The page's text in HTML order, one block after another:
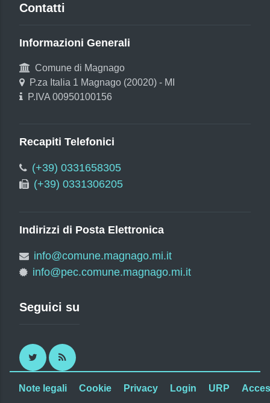
Contatti
Informazioni Generali
Comune di Magnago
P.za Italia 1 Magnago (20020) - MI
P.IVA 00950100156
Recapiti Telefonici
(+39) 0331658305
(+39) 0331306205
Indirizzi di Posta Elettronica
info@comune.magnago.mi.it
info@pec.comune.magnago.mi.it
Seguici su
Twitter RSS
Note legali Cookie Privacy Login URP